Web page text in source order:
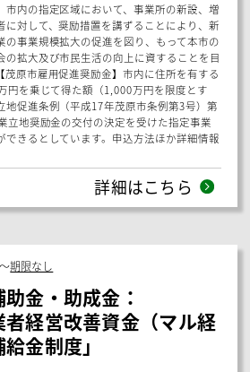
について】
者の振興および経営の安定を図るため、千葉
に基づき、市内金融機関から中小企業者に事
、本融資に係る利子の一部補給を行うもので
者への利子補給について】
め、茂原市中小企業融資制度の利用者が支払
のです。
「詳細情報を見る」からご確認下さい。
詳細はこちら
〜期限なし
金・助成金：
制度について」
市内の指定区域において、事業所の新設、増